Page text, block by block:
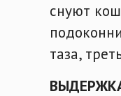
снуют
таза,